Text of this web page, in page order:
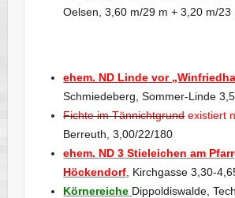
Oelsen, 3,60 m/29 m + 3,20 m/23
ehem. ND Linde vor
Schmiedeberg, Sommer-Linde
Fichte im Tännichtgrund existiert
Berreuth, 3,00/22/180
ehem. ND 3 Stieleichen am
Höckendorf , Kirchgasse 3,30-
Körnereiche Dippoldiswalde,